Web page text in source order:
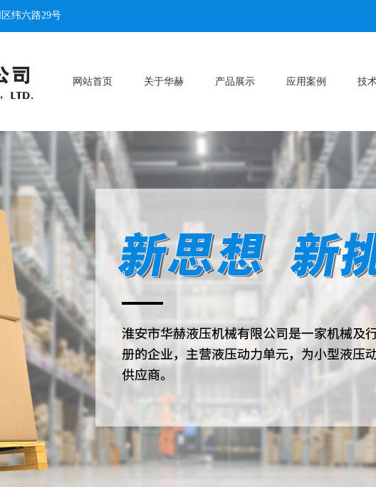
纬六路29号
网站首页 关于华赫 产品展示 应用案例 技